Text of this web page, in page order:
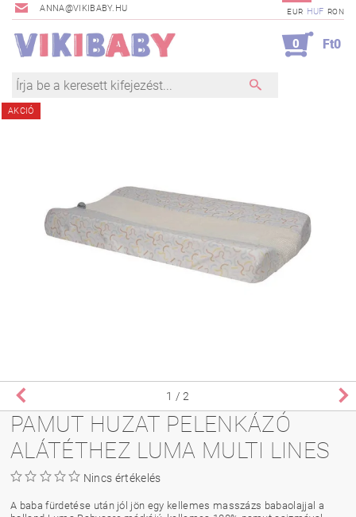
ANNA@VIKIBABY.HU EUR HUF RON
0 Ft0
AKCIÓ
1 / 2
PAMUT HUZAT PELENKÁZÓ
ALÁTÉTHEZ LUMA MULTI LINES
Nincs értékelés
A baba fürdetése után jól jön egy kellemes masszázs babaolajjal a